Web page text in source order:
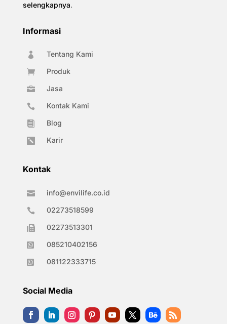
selengkapnya.
Informasi
 Tentang Kami
 Produk
 Jasa
 Kontak Kami
 Blog
 Karir
Kontak
 info@envilife.co.id
 02273518599
 02273513301
 085210402156
 081122333715
Social Media